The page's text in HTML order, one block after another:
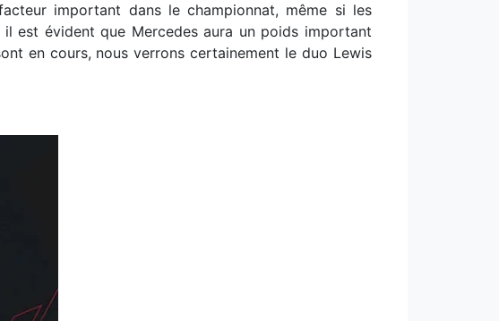
important dans le championnat, même si les
est évident que Mercedes aura un poids important
en cours, nous verrons certainement le duo Lewis